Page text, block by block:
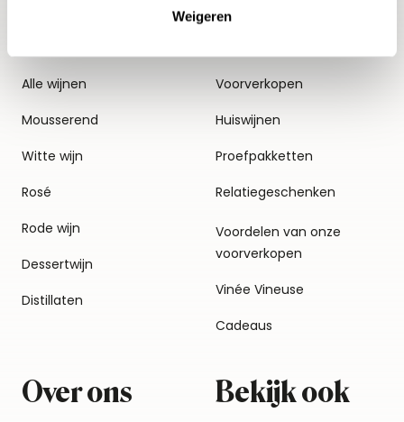
Weigeren
Alle wijnen
Mousserend
Witte wijn
Rosé
Rode wijn
Dessertwijn
Distillaten
Thema's
Voorverkopen
Huiswijnen
Proefpakketten
Relatiegeschenken
Voordelen van onze
voorverkopen
Vinée Vineuse
Cadeaus
Over ons Bekijk ook